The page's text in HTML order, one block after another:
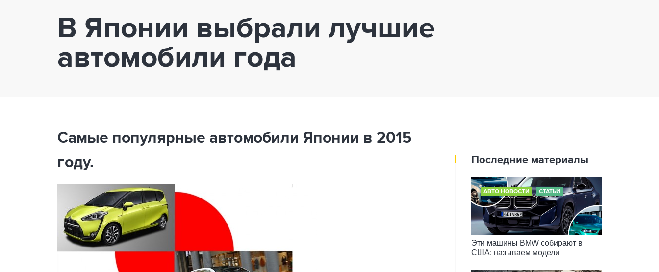
В Японии выбрали лучшие
автомобили года
Самые популярные автомобили Японии в 2015
году.
Последние материалы
АВТО НОВОСТИ СТАТЬИ
Эти машины BMW собирают в
США: называем модели